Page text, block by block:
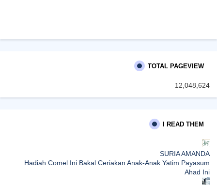
TOTAL PAGEVIEW
12,048,624
I READ THEM
SURIA AMANDA
Hadiah Comel Ini Bakal Ceriakan Anak-Anak Yatim Payasum
Ahad Ini